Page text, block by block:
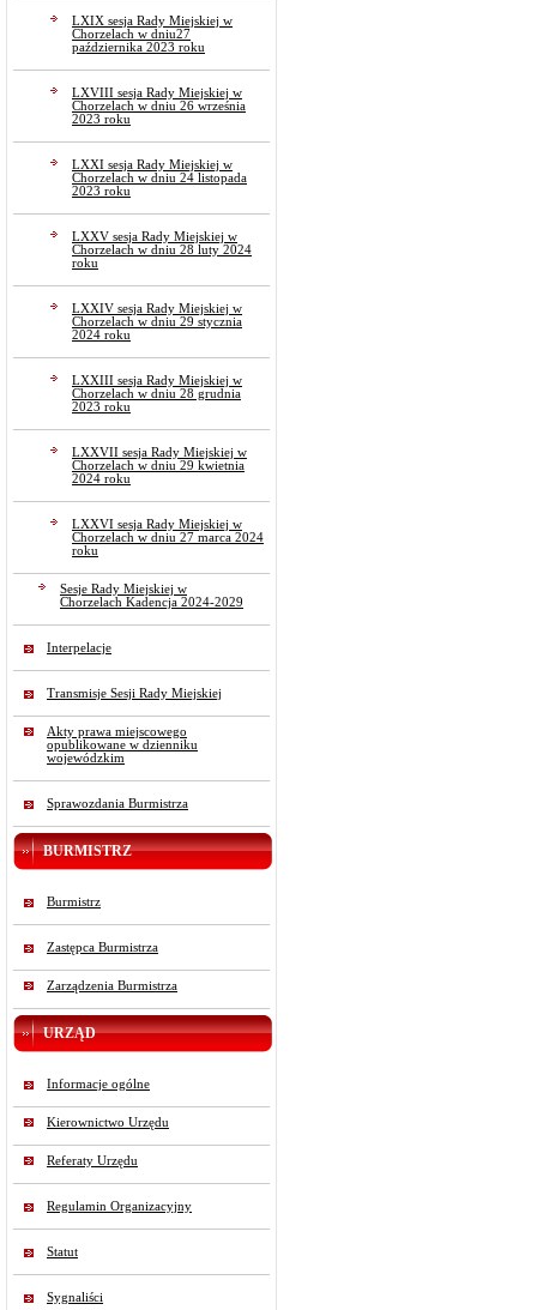
LXIX sesja Rady Miejskiej w
Chorzelach w dniu27
października 2023 roku
LXVIII sesja Rady Miejskiej w
Chorzelach w dniu 26 września
2023 roku
LXXI sesja Rady Miejskiej w
Chorzelach w dniu 24 listopada
2023 roku
LXXV sesja Rady Miejskiej w
Chorzelach w dniu 28 luty 2024
roku
LXXIV sesja Rady Miejskiej w
Chorzelach w dniu 29 stycznia
2024 roku
LXXIII sesja Rady Miejskiej w
Chorzelach w dniu 28 grudnia
2023 roku
LXXVII sesja Rady Miejskiej w
Chorzelach w dniu 29 kwietnia
2024 roku
LXXVI sesja Rady Miejskiej w
Chorzelach w dniu 27 marca 2024
roku
Sesje Rady Miejskiej w
Chorzelach Kadencja 2024-2029
Interpelacje
Transmisje Sesji Rady Miejskiej
Akty prawa miejscowego
opublikowane w dzienniku
wojewódzkim
Sprawozdania Burmistrza
BURMISTRZ
Burmistrz
Zastępca Burmistrza
Zarządzenia Burmistrza
URZĄD
Informacje ogólne
Kierownictwo Urzędu
Referaty Urzędu
Regulamin Organizacyjny
Statut
Sygnaliści